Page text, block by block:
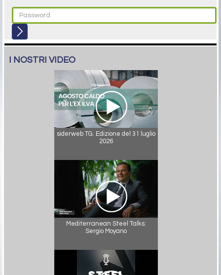
I NOSTRI VIDEO
siderweb TG. Edizione del 31 luglio
2026
Mediterranean Steel Talks:
Sergio Moyano